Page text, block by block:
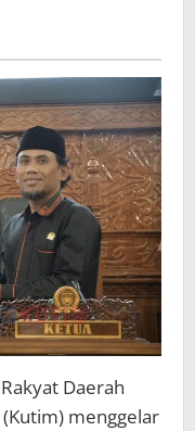
Daerah
menggelar